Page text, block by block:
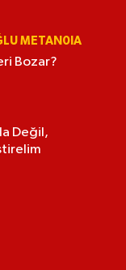
METAN0IA
Bozar?
Değil,